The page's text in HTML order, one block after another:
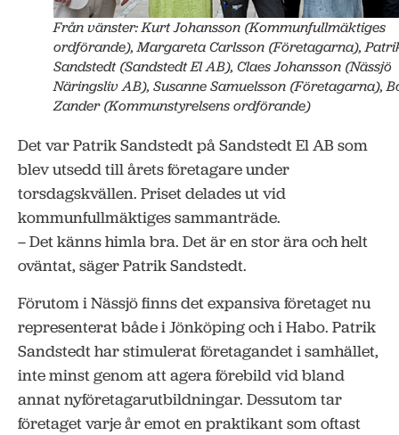
Från vänster: Kurt Johansson (Kommunfullmäktiges
ordförande), Margareta Carlsson (Företagarna),
Sandstedt (Sandstedt El AB), Claes Johansson (Nässjö
Näringsliv AB), Susanne Samuelsson (Företagarna),
Zander (Kommunstyrelsens ordförande)
Det var Patrik Sandstedt på Sandstedt El AB som
blev utsedd till årets företagare under
torsdagskvällen. Priset delades ut vid
kommunfullmäktiges sammanträde.
– Det känns himla bra. Det är en stor ära och helt
oväntat, säger Patrik Sandstedt.
Förutom i Nässjö finns det expansiva företaget nu
representerat både i Jönköping och i Habo. Patrik
Sandstedt har stimulerat företagandet i samhället,
inte minst genom att agera förebild vid bland
annat nyföretagarutbildningar. Dessutom tar
företaget varje år emot en praktikant som oftast